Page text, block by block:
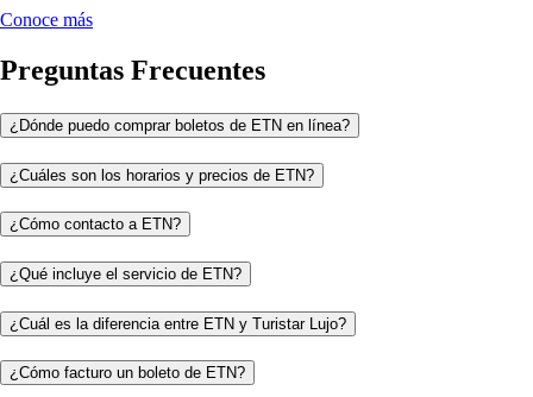
Conoce más
Preguntas Frecuentes
¿Dónde puedo comprar boletos de ETN en línea?
¿Cuáles son los horarios y precios de ETN?
¿Cómo contacto a ETN?
¿Qué incluye el servicio de ETN?
¿Cuál es la diferencia entre ETN y Turistar Lujo?
¿Cómo facturo un boleto de ETN?